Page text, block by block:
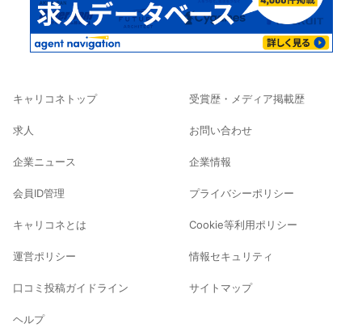
キャリコネトップ
求人
企業ニュース
会員ID管理
キャリコネとは
運営ポリシー
口コミ投稿ガイドライン
ヘルプ
受賞歴・メディア掲載歴
お問い合わせ
企業情報
プライバシーポリシー
Cookie等利用ポリシー
情報セキュリティ
サイトマップ